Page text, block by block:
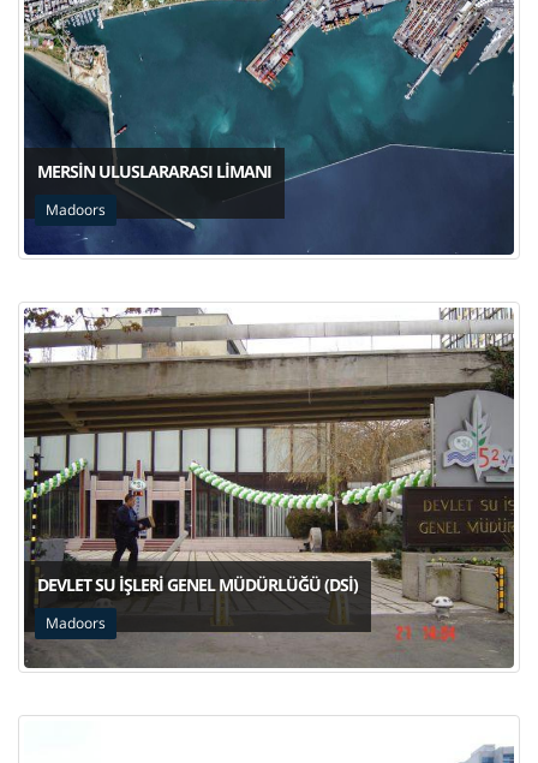
MERSIN ULUSLARARASI LIMANI
Madoors
DEVLET SU İŞLERI GENEL MÜDÜRLÜĞÜ (DSİ)
Madoors